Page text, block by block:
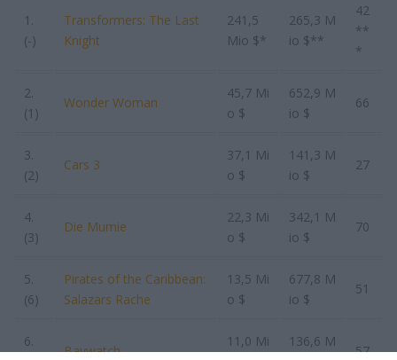
1.
(-)
Transformers: The Last
Knight
241,5
Mio $*
265,3 M
io $**
42
**
*
2.
(1)
Wonder Woman
45,7 Mi
o $
652,9 M
io $
66
3.
(2)
Cars 3
37,1 Mi
o $
141,3 M
io $
27
4.
(3)
Die Mumie
22,3 Mi
o $
342,1 M
io $
70
5.
(6)
Pirates of the Caribbean:
Salazars Rache
13,5 Mi
o $
677,8 M
io $
51
6.
Baywatch
11,0 Mi
136,6 M
57